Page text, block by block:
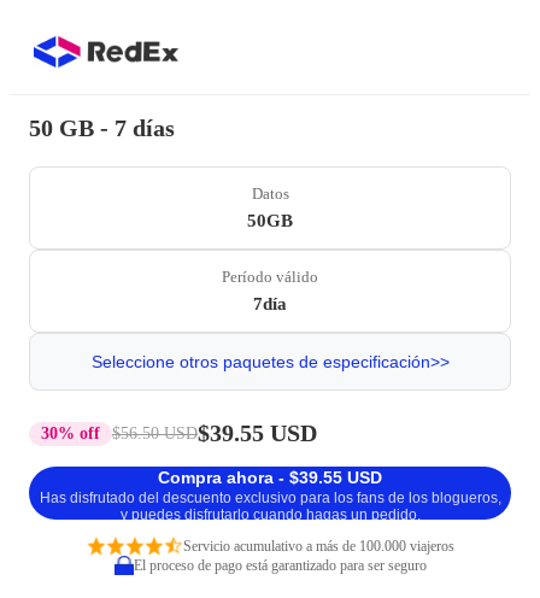
50 GB - 7 días
Datos
50GB
Período válido
7día
Seleccione otros paquetes de especificación>>
30% off $56.50 USD$39.55 USD
Compra ahora - $39.55 USD
Has disfrutado del descuento exclusivo para los fans de los blogueros,
y puedes disfrutarlo cuando hagas un pedido.
Servicio acumulativo a más de 100.000 viajeros
El proceso de pago está garantizado para ser seguro